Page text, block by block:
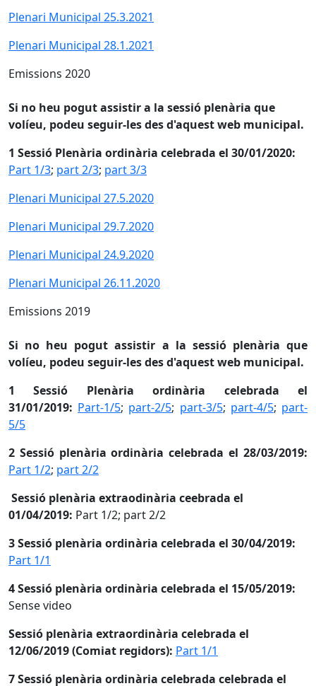
Plenari Municipal 25.3.2021
Plenari Municipal 28.1.2021
Emissions 2020
Si no heu pogut assistir a la sessió plenària que
volíeu, podeu seguir-les des d'aquest web municipal.
1 Sessió Plenària ordinària celebrada el 30/01/2020:
Part 1/3; part 2/3; part 3/3
Plenari Municipal 27.5.2020
Plenari Municipal 29.7.2020
Plenari Municipal 24.9.2020
Plenari Municipal 26.11.2020
Emissions 2019
Si no heu pogut assistir a la sessió plenària que
volíeu, podeu seguir-les des d'aquest web municipal.
1 Sessió Plenària ordinària celebrada el
31/01/2019: Part-1/5; part-2/5; part-3/5; part-4/5; part-
5/5
2 Sessió plenària ordinària celebrada el 28/03/2019:
Part 1/2; part 2/2
Sessió plenària extraodinària ceebrada el
01/04/2019: Part 1/2; part 2/2
3 Sessió plenària ordinària celebrada el 30/04/2019:
Part 1/1
4 Sessió plenària ordinària celebrada el 15/05/2019:
Sense video
Sessió plenària extraordinària celebrada el
12/06/2019 (Comiat regidors): Part 1/1
7 Sessió plenària ordinària celebrada celebrada el